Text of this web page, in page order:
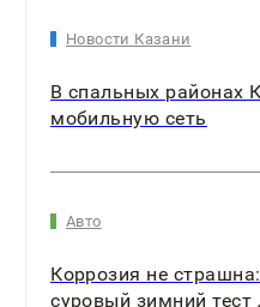
Новости Казани
В спальных районах
мобильную сеть
Авто
Коррозия не
суровый зимний